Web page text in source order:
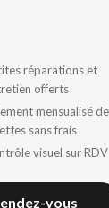
offerts
sans frais
visuel sur RDV
vous